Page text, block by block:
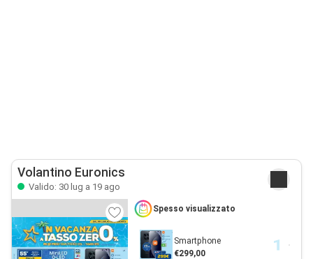
Volantino Euronics
Valido: 30 lug a 19 ago
Spesso visualizzato
Smartphone
€299,00